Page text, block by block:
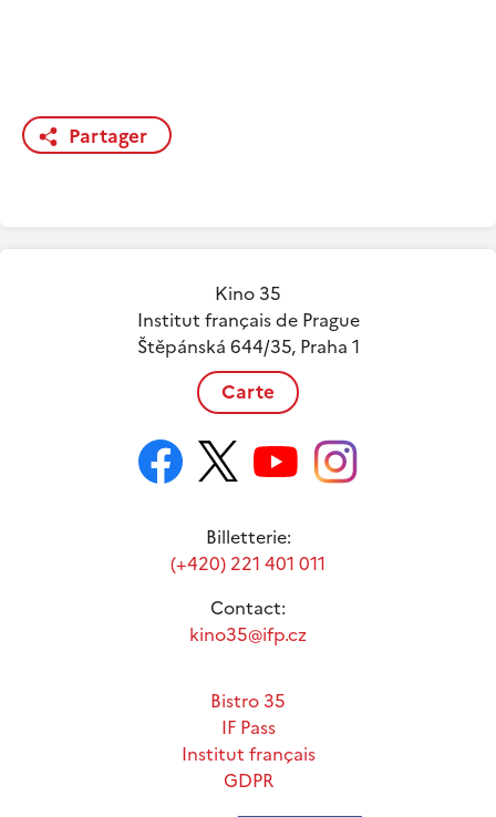
Partager
Kino 35
Institut français de Prague
Štěpánská 644/35, Praha 1
Carte
Billetterie:
(+420) 221 401 011
Contact:
kino35@ifp.cz
Bistro 35
IF Pass
Institut français
GDPR